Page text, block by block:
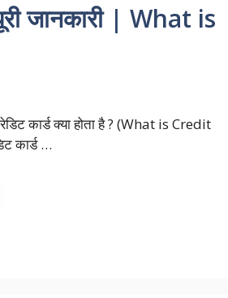
जानकारी | What is
कार्ड क्या होता है ? (What is Credit
कार्ड …